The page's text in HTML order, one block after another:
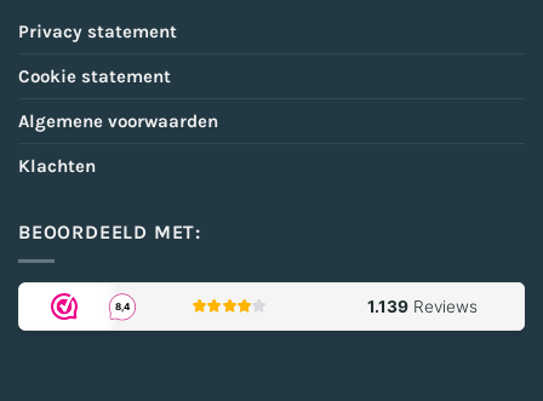
Privacy statement
Cookie statement
Algemene voorwaarden
Klachten
BEOORDEELD MET: